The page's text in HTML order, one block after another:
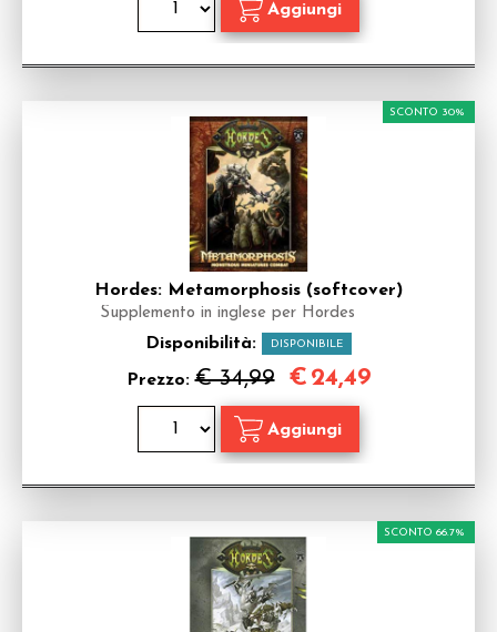
Hordes: Metamorphosis (softcover)
Supplemento in inglese per Hordes
Disponibilità: DISPONIBILE
Prezzo:€ 34,99
SCONTO 30%
€ 24,49
SCONTO 66.7%